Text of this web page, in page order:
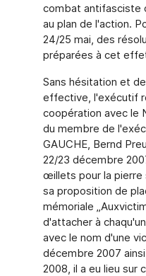
combat antifasciste
au plan de l'action.
24/25 mai, des
préparées à cet
Sans hésitation et
effective, l'exécutif
coopération avec le
du membre de
GAUCHE, Bernd
22/23 décembre
œillets pour la pierre
sa proposition de
mémoriale
d'attacher à
avec le nom d'une
décembre 2007
2008, il a eu lieu sur